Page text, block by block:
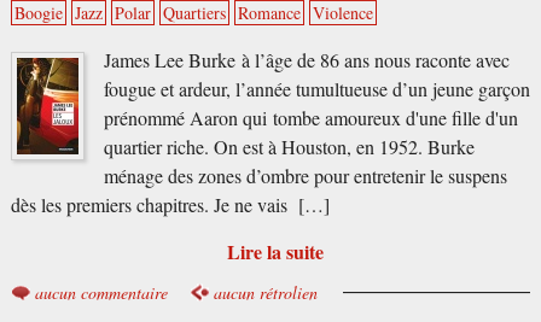
Boogie Jazz Polar Quartiers Romance Violence
James Lee Burke à l’âge de 86 ans nous raconte avec
fougue et ardeur, l’année tumultueuse d’un jeune garçon
prénommé Aaron qui tombe amoureux d'une fille d'un
quartier riche. On est à Houston, en 1952. Burke
ménage des zones d’ombre pour entretenir le suspens
dès les premiers chapitres. Je ne vais […]
Lire la suite
aucun commentaire aucun rétrolien